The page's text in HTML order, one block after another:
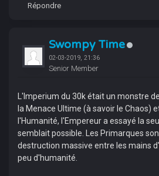
Répondre
Swompy Time
02-03-2019, 21:36
Senior Member
L'Imperium du 30k était un monstre
la Menace Ultime (à savoir le Chaos)
l'Humanité, l'Empereur a essayé la
semblait possible. Les Primarques
destruction massive entre les mains
peu d'humanité.